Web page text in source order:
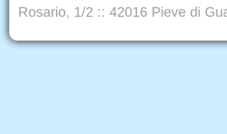
Rosario, 1/2 :: 42016 Pieve di